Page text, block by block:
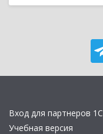
Вход для партнеров 1С
Учебная версия